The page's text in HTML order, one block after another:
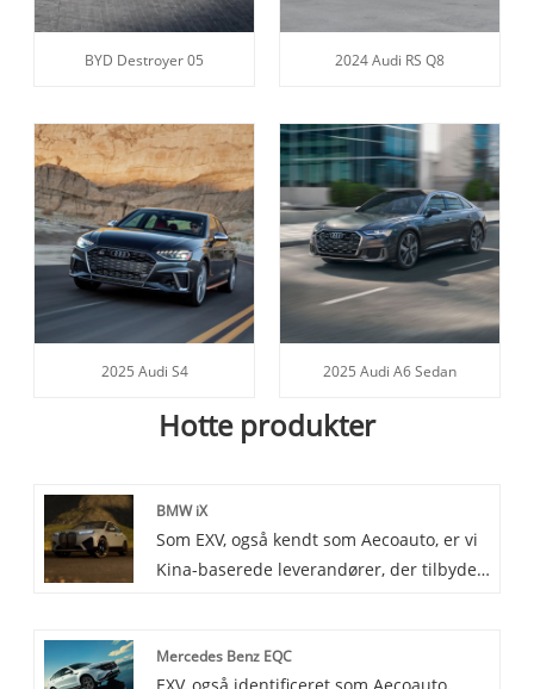
BYD Destroyer 05 2024 Audi RS Q8
2025 Audi S4 2025 Audi A6 Sedan
Hotte produkter
BMW iX
Som EXV, også kendt som Aecoauto, er vi
Kina-baserede leverandører, der tilbyder
futuristisk helelektrisk SUV, der viser
Mercedes Benz EQC